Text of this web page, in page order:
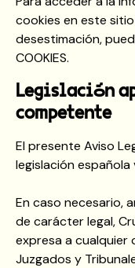
cookies en este
desestimación,
COOKIES.
Legislación
competente
El presente Aviso
legislación española
En caso necesario,
de carácter legal,
expresa a cualquier
Juzgados y